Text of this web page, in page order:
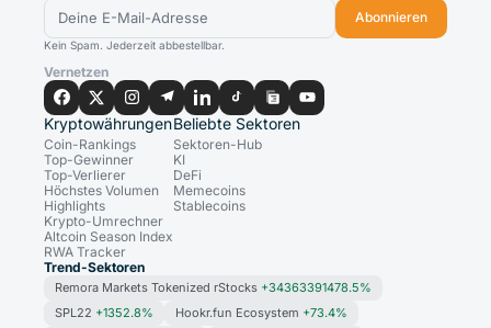
Abonnieren
Kein Spam. Jederzeit abbestellbar.
Vernetzen
Kryptowährungen
Coin-Rankings
Top-Gewinner
Top-Verlierer
Höchstes Volumen
Highlights
Krypto-Umrechner
Altcoin Season Index
RWA Tracker
Beliebte Sektoren
Sektoren-Hub
KI
DeFi
Memecoins
Stablecoins
Trend-Sektoren
Remora Markets Tokenized rStocks +34363391478.5%
SPL22 +1352.8% Hookr.fun Ecosystem +73.4%